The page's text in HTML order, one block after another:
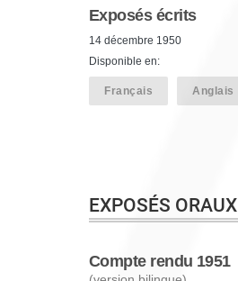
Exposés écrits
14 décembre 1950
Disponible en:
Français Anglais
EXPOSÉS ORAUX
Compte rendu 1951